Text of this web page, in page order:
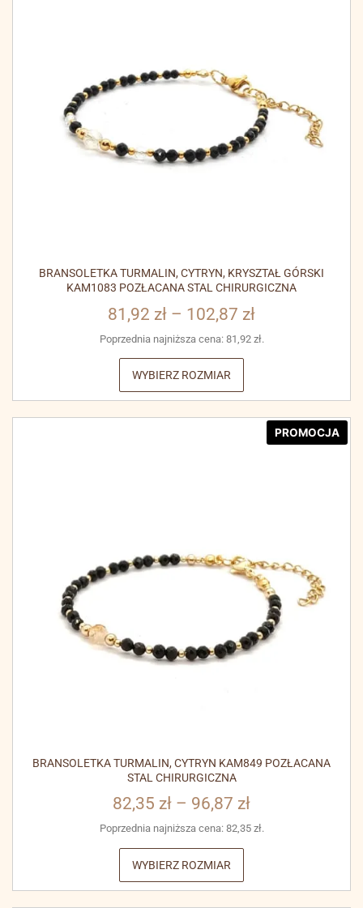
BRANSOLETKA TURMALIN, CYTRYN, KRYSZTAŁ GÓRSKI
KAM1083 POZŁACANA STAL CHIRURGICZNA
81,92 zł – 102,87 zł
Poprzednia najniższa cena: 81,92 zł.
WYBIERZ ROZMIAR
PROMOCJA
BRANSOLETKA TURMALIN, CYTRYN KAM849 POZŁACANA
STAL CHIRURGICZNA
82,35 zł – 96,87 zł
Poprzednia najniższa cena: 82,35 zł.
WYBIERZ ROZMIAR